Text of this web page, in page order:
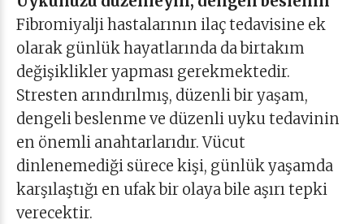
Fibromiyalji hastalarının ilaç tedavisine ek
olarak günlük hayatlarında da birtakım
değişiklikler yapması gerekmektedir.
Stresten arındırılmış, düzenli bir yaşam,
dengeli beslenme ve düzenli uyku tedavinin
en önemli anahtarlarıdır. Vücut
dinlenemediği sürece kişi, günlük yaşamda
karşılaştığı en ufak bir olaya bile aşırı tepki
verecektir.